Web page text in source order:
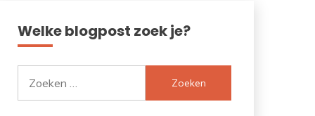
Welke blogpost zoek je?
naar: